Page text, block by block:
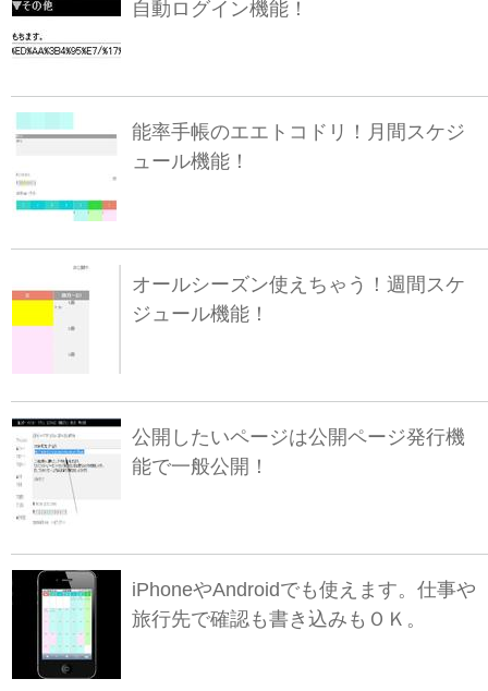
自動ログイン機能！
能率手帳のエエトコドリ！月間スケジ
ュール機能！
オールシーズン使えちゃう！週間スケ
ジュール機能！
公開したいページは公開ページ発行機
能で一般公開！
iPhoneやAndroidでも使えます。仕事や
旅行先で確認も書き込みもＯＫ。